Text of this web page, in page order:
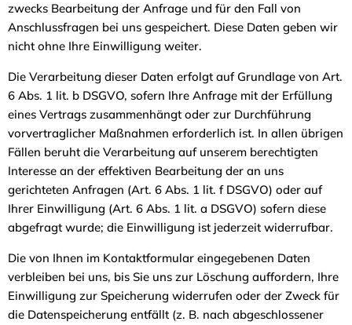
zwecks Bearbeitung der Anfrage und für den Fall von
Anschlussfragen bei uns gespeichert. Diese Daten geben wir
nicht ohne Ihre Einwilligung weiter.
Die Verarbeitung dieser Daten erfolgt auf Grundlage von Art.
6 Abs. 1 lit. b DSGVO, sofern Ihre Anfrage mit der Erfüllung
eines Vertrags zusammenhängt oder zur Durchführung
vorvertraglicher Maßnahmen erforderlich ist. In allen übrigen
Fällen beruht die Verarbeitung auf unserem berechtigten
Interesse an der effektiven Bearbeitung der an uns
gerichteten Anfragen (Art. 6 Abs. 1 lit. f DSGVO) oder auf
Ihrer Einwilligung (Art. 6 Abs. 1 lit. a DSGVO) sofern diese
abgefragt wurde; die Einwilligung ist jederzeit widerrufbar.
Die von Ihnen im Kontaktformular eingegebenen Daten
verbleiben bei uns, bis Sie uns zur Löschung auffordern, Ihre
Einwilligung zur Speicherung widerrufen oder der Zweck für
die Datenspeicherung entfällt (z. B. nach abgeschlossener